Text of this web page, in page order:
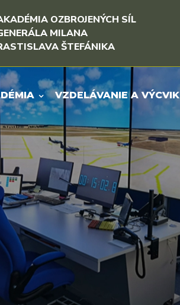
OZBROJENÝCH SÍL
MILANA
ŠTEFÁNIKA
VZDELÁVANIE A VÝCVIK